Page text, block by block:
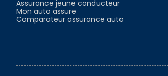
Assurance jeune conducteur
Mon auto assure
Comparateur assurance auto